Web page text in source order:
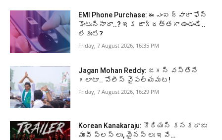
EMI Phone Purchase: ఈఎంఐ ద్వారా ఫోన్
కొంటున్నారా..? ఇక జాగ్రత్తగా ఉండండి..
లేకుంటే?
Friday, 7 August 2026, 16:35 PM
Jagan Mohan Reddy: జగన్ వస్తేనే
గలాటా.. పోలీస్ వైఫల్యమట!
Friday, 7 August 2026, 16:29 PM
Korean Kanakaraju: కొరియన్ కనకరాజు
మూవీ ప్లస్ లు, మైనస్ లు ఇవే…